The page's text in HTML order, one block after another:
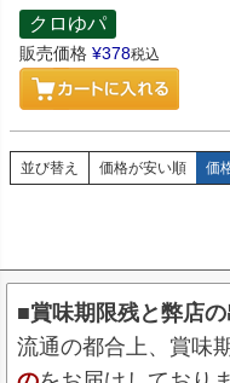
クロゆパ
販売価格 ¥378税込
並び替え 価格が安い順 価
■賞味期限残と弊店
流通の都合上、賞味